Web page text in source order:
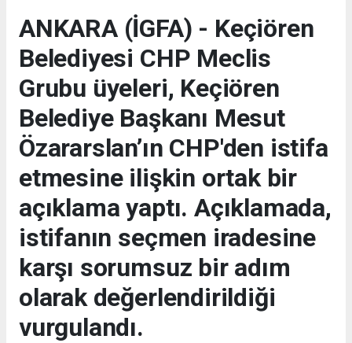
ANKARA (İGFA) - Keçiören
Belediyesi CHP Meclis
Grubu üyeleri, Keçiören
Belediye Başkanı Mesut
Özararslan’ın CHP'den istifa
etmesine ilişkin ortak bir
açıklama yaptı. Açıklamada,
istifanın seçmen iradesine
karşı sorumsuz bir adım
olarak değerlendirildiği
vurgulandı.